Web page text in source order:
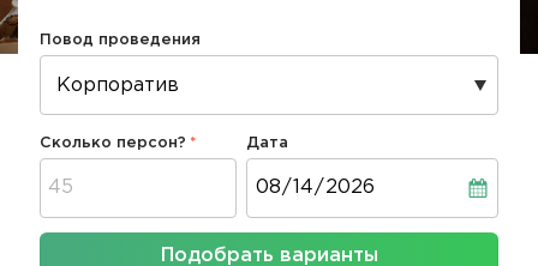
Повод проведения
Сколько персон? Дата
Подобрать варианты